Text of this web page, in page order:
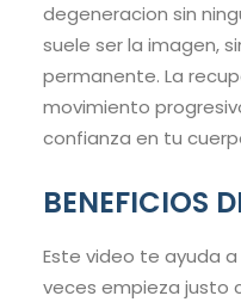
degeneracion sin
suele ser la imagen,
permanente. La
movimiento
confianza en tu
BENEFICIOS
Este video te ayuda
veces empieza justo